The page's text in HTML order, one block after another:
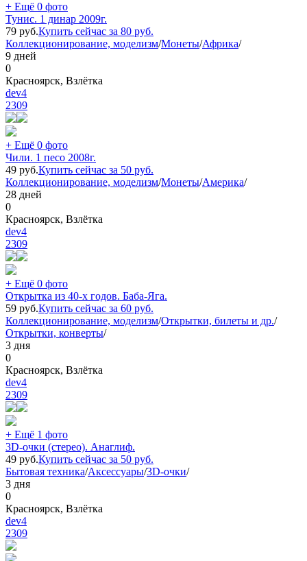
+ Ещё 0 фото
Тунис. 1 динар 2009г.
79 руб.Купить сейчас за 80 руб.
Коллекционирование, моделизм/Монеты/Африка/
9 дней
0
Красноярск, Взлётка
dev4
2309
+ Ещё 0 фото
Чили. 1 песо 2008г.
49 руб.Купить сейчас за 50 руб.
Коллекционирование, моделизм/Монеты/Америка/
28 дней
0
Красноярск, Взлётка
dev4
2309
+ Ещё 0 фото
Открытка из 40-х годов. Баба-Яга.
59 руб.Купить сейчас за 60 руб.
Коллекционирование, моделизм/Открытки, билеты и др./
Открытки, конверты/
3 дня
0
Красноярск, Взлётка
dev4
2309
+ Ещё 1 фото
3D-очки (стерео). Анаглиф.
49 руб.Купить сейчас за 50 руб.
Бытовая техника/Аксессуары/3D-очки/
3 дня
0
Красноярск, Взлётка
dev4
2309